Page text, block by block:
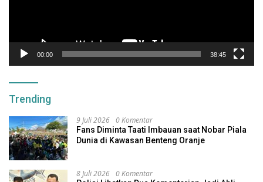
00:00 38:45
Trending
9 Juli 2026 0 Komentar
Fans Diminta Taati Imbauan saat Nobar Piala
Dunia di Kawasan Benteng Oranje
8 Juli 2026 0 Komentar